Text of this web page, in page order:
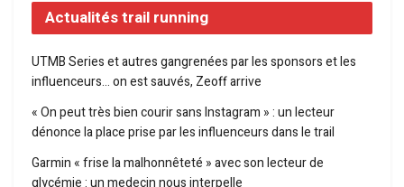
Actualités trail running
UTMB Series et autres gangrenées par les sponsors et les
influenceurs… on est sauvés, Zeoff arrive
« On peut très bien courir sans Instagram » : un lecteur
dénonce la place prise par les influenceurs dans le trail
Garmin « frise la malhonnêteté » avec son lecteur de
glycémie : un medecin nous interpelle